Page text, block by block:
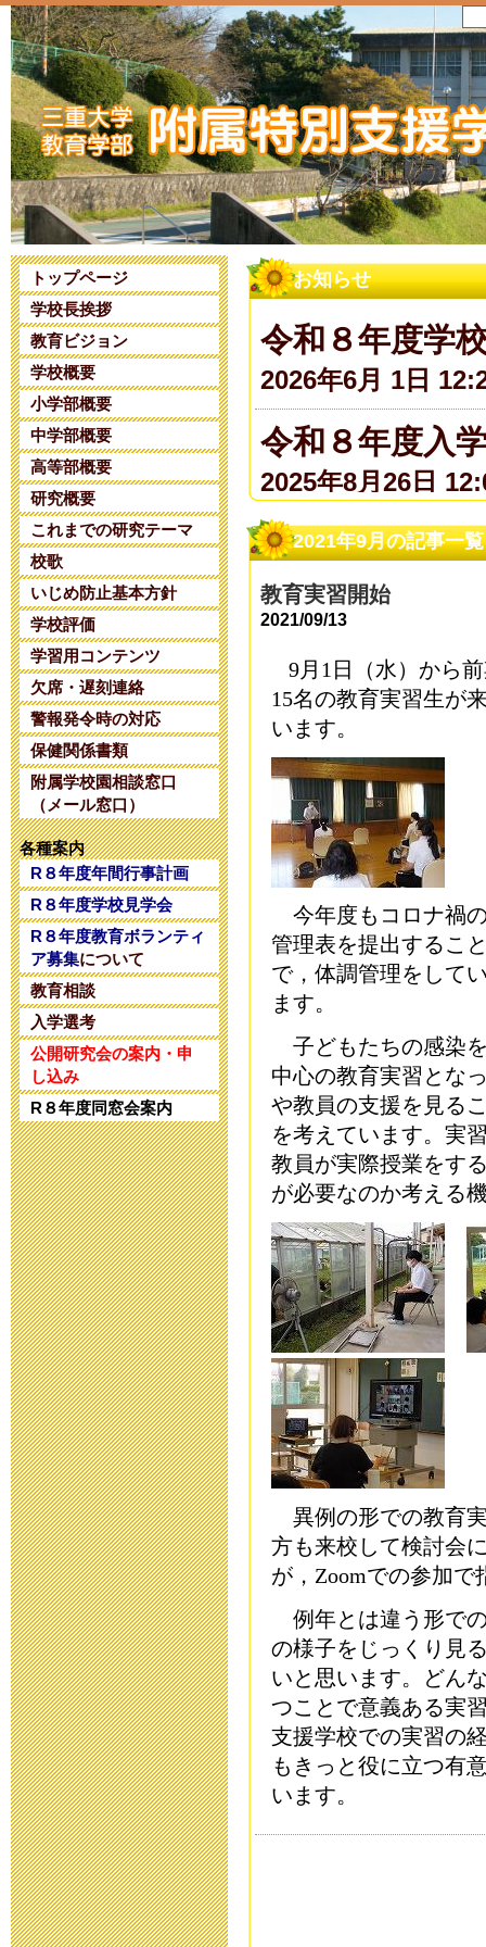
トップページ
学校長挨拶
教育ビジョン
学校概要
小学部概要
中学部概要
高等部概要
研究概要
これまでの研究テーマ
校歌
いじめ防止基本方針
学校評価
学習用コンテンツ
欠席・遅刻連絡
警報発令時の対応
保健関係書類
附属学校園相談窓口
（メール窓口）
各種案内
R８年度年間行事計画
R８年度学校見学会
R８年度教育ボランティ
ア募集について
教育相談
入学選考
公開研究会の案内・申
し込み
R８年度同窓会案内
お知らせ
令和８年度学
2026年6月 1日
令和８年度入
2025年8月26日
夏期コンサル
2025年6月14日
2025年5月28日
令和８年度
2025年5月 1日
令和８年度コ
2025年4月26日
令和7年度学
2025年4月25日
令和5年度 公
2024年1月10日
令和5年度 公
2023年11月20日
令和６年度入
2023年8月25日
第32回 公開
2023年6月14日
教育ボランテ
2023年5月11日
保健関係書類
2023年4月14日
研究中間報告
2023年3月20日
研究中間報
2023年1月27日
2021年9月の記事一覧
教育実習開始
2021/09/13
9月1日（水）から
15名の教育実習生が
います。
今年度もコロナ禍
管理表を提出するこ
で，体調管理をして
ます。
子どもたちの感染
中心の教育実習とな
や教員の支援を見る
を考えています。実
教員が実際授業をす
が必要なのか考える
異例の形での教育
方も来校して検討会
が，Zoomでの参加
例年とは違う形で
の様子をじっくり見
いと思います。どん
つことで意義ある実
支援学校での実習の
もきっと役に立つ有
います。